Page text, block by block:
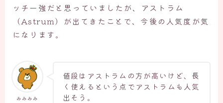
ッチ一強だと思っていましたが、アストラム
（Astrum）が出てきたことで、今後の人気度が気
になります。
みみみみ
値段はアストラムの方が高いけど、長
く使えるという点でアストラムも人気
出そう。